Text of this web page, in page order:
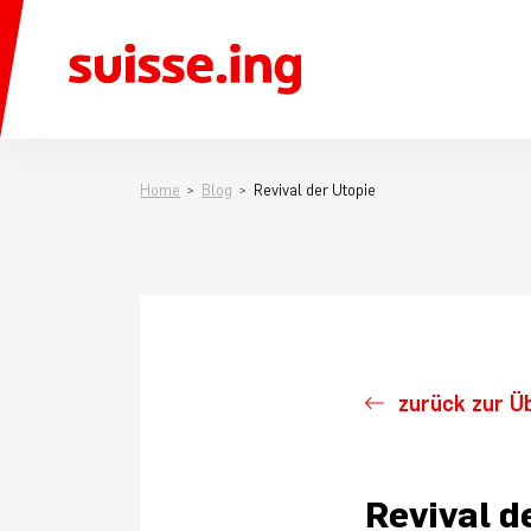
Home Blog Revival der Utopie
zurück zur
Revival